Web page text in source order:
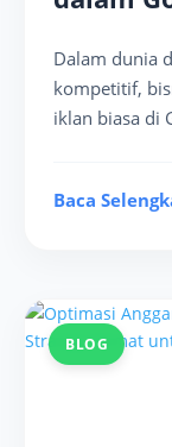
Dalam dunia
kompetitif,
iklan biasa di
Baca
BLOG